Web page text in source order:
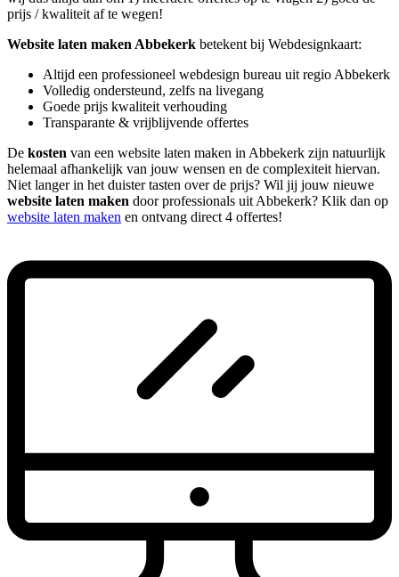
prijs / kwaliteit af te wegen!
Website laten maken Abbekerk betekent bij Webdesignkaart:
Altijd een professioneel webdesign bureau uit regio Abbekerk
Volledig ondersteund, zelfs na livegang
Goede prijs kwaliteit verhouding
Transparante & vrijblijvende offertes
De kosten van een website laten maken in Abbekerk zijn natuurlijk
helemaal afhankelijk van jouw wensen en de complexiteit hiervan.
Niet langer in het duister tasten over de prijs? Wil jij jouw nieuwe
website laten maken door professionals uit Abbekerk? Klik dan op
website laten maken en ontvang direct 4 offertes!